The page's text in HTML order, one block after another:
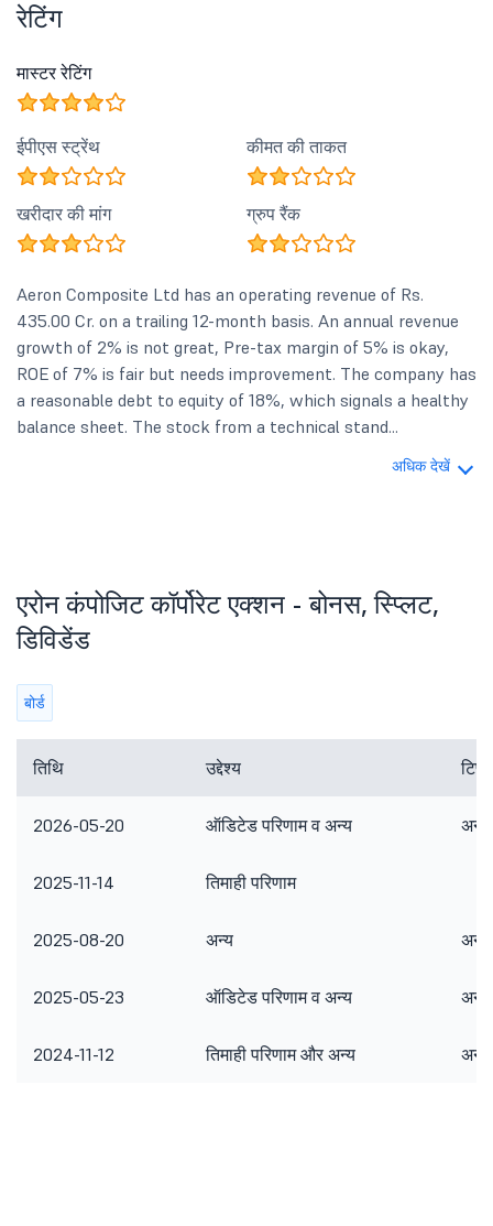
रेटिंग
मास्टर रेटिंग
ईपीएस स्ट्रेंथ कीमत की ताकत
खरीदार की मांग ग्रुप रैंक
Aeron Composite Ltd has an operating revenue of Rs.
435.00 Cr. on a trailing 12-month basis. An annual revenue
growth of 2% is not great, Pre-tax margin of 5% is okay,
ROE of 7% is fair but needs improvement. The company has
a reasonable debt to equity of 18%, which signals a healthy
balance sheet. The stock from a technical stand...
अधिक देखें
एरोन कंपोजिट कॉर्पोरेट एक्शन - बोनस, स्प्लिट,
डिविडेंड
बोर्ड
तिथि उद्देश्य
2026-05-20 ऑडिटेड परिणाम व अन्य अन्य
2025-11-14 तिमाही परिणाम
2025-08-20 अन्य अन्य
2025-05-23 ऑडिटेड परिणाम व अन्य अन्य
2024-11-12 तिमाही परिणाम और अन्य अन्य